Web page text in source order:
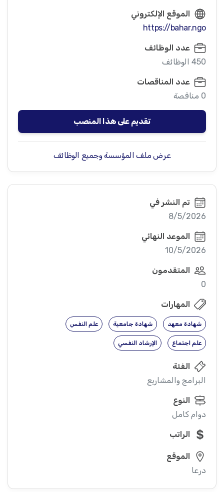
الموقع الإلكتروني
https://bahar.ngo
عدد الوظائف
450 الوظائف
عدد المناقصات
0 مناقصة
تقديم على هذا المنصب
عرض ملف المؤسسة وجميع الوظائف
تم النشر في
8/5/2026
الموعد النهائي
10/5/2026
المتقدمون
0
المهارات
شهادة معهد شهادة جامعية علم النفس
علم اجتماع الإرشاد النفسي
الفئة
البرامج والمشاريع
النوع
دوام كامل
الراتب
الموقع
درعا